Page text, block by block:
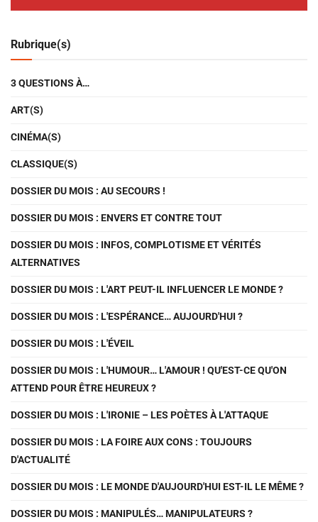
Rubrique(s)
3 QUESTIONS À…
ART(S)
CINÉMA(S)
CLASSIQUE(S)
DOSSIER DU MOIS : AU SECOURS !
DOSSIER DU MOIS : ENVERS ET CONTRE TOUT
DOSSIER DU MOIS : INFOS, COMPLOTISME ET VÉRITÉS
ALTERNATIVES
DOSSIER DU MOIS : L'ART PEUT-IL INFLUENCER LE MONDE ?
DOSSIER DU MOIS : L'ESPÉRANCE… AUJOURD'HUI ?
DOSSIER DU MOIS : L'ÉVEIL
DOSSIER DU MOIS : L'HUMOUR… L'AMOUR ! QU'EST-CE QU'ON
ATTEND POUR ÊTRE HEUREUX ?
DOSSIER DU MOIS : L'IRONIE – LES POÈTES À L'ATTAQUE
DOSSIER DU MOIS : LA FOIRE AUX CONS : TOUJOURS
D'ACTUALITÉ
DOSSIER DU MOIS : LE MONDE D'AUJOURD'HUI EST-IL LE MÊME ?
DOSSIER DU MOIS : MANIPULÉS… MANIPULATEURS ?